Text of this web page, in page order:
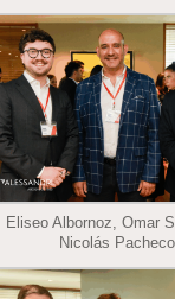
Eliseo Albornoz, Omar
Nicolás Pacheco